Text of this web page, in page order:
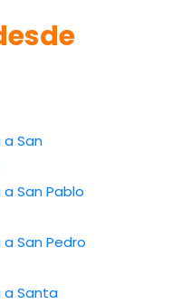
San
San Pablo
San Pedro
a Santa